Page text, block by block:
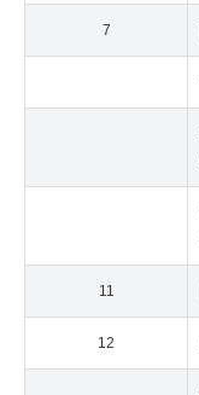
7
11
12